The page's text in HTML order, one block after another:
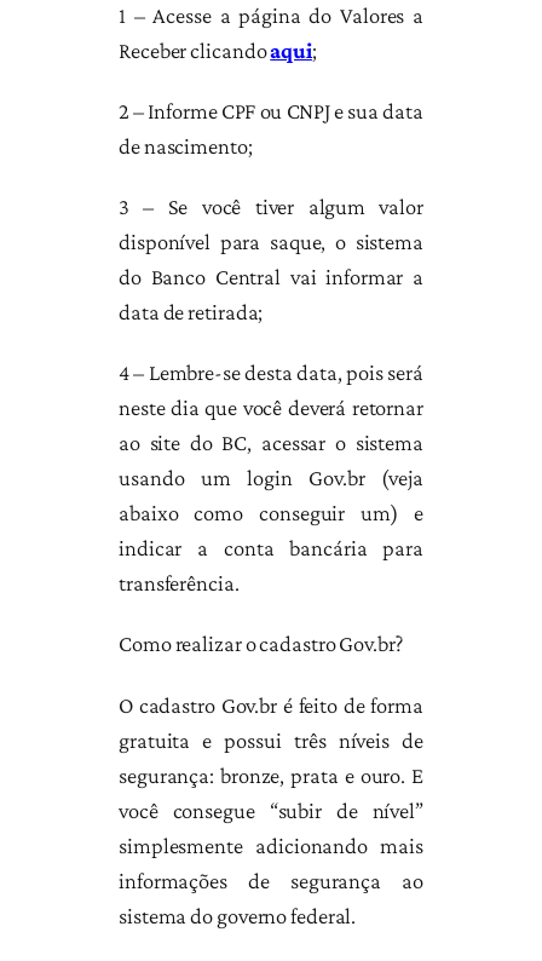
1 – Acesse a página do Valores a
Receber clicandoaqui;
2 – Informe CPF ou CNPJ e sua data
de nascimento;
3 – Se você tiver algum valor
disponível para saque, o sistema
do Banco Central vai informar a
data de retirada;
4 – Lembre-se desta data, pois será
neste dia que você deverá retornar
ao site do BC, acessar o sistema
usando um login Gov.br (veja
abaixo como conseguir um) e
indicar a conta bancária para
transferência.
Como realizar o cadastro Gov.br?
O cadastro Gov.br é feito de forma
gratuita e possui três níveis de
segurança: bronze, prata e ouro. E
você consegue “subir de nível”
simplesmente adicionando mais
informações de segurança ao
sistema do governo federal.